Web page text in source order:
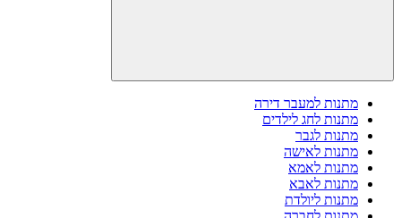
מתנות למעבר דירה
מתנות לחג לילדים
מתנות לגבר
מתנות לאישה
מתנות לאמא
מתנות לאבא
מתנות ליולדת